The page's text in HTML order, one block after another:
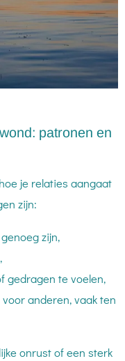
patronen en
je relaties aangaat
zijn:
zijn,
gedragen te voelen,
anderen, vaak ten
onrust of een sterk